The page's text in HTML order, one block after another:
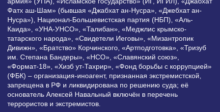
Фатх аш-Шам» (бывшая «Джабхат ан-Нусра», «Джебхат ан-
Нусра»), Национал-Большевистская партия (НБП), «Аль-
Каида», «УНА-УНСО», «Талибан», «Меджлис крымско-
татарского народа», «Свидетели Иеговы», «Мизантропик
Дивижн», «Братство» Корчинского, «Артподготовка», «Тризуб
им. Степана Бандеры», «НСО», «Славянский союз»,
«Формат-18», «Хизб ут-Тахрир», «Фонд борьбы с коррупцией»
(ФБК) – организация-иноагент, признанная экстремистской,
запрещена в РФ и ликвидирована по решению суда; её
основатель Алексей Навальный включён в перечень
террористов и экстремистов.